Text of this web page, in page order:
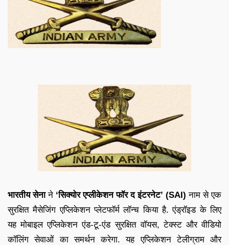
भारतीय सेनाने ‘सिक्योर एप्लीकेशन फॉर द इंटरनेट’ (SAI)नाम से एक
सुरक्षित मैसेजिंग एप्लिकेशन प्लेटफॉर्म लॉन्च किया है. एंड्रॉइड के लिए
यह मोबाइल एप्लिकेशन एंड-टू-एंड सुरक्षित वॉयस, टेक्स्ट और वीडियो
कॉलिंग सेवाओं का समर्थन करेगा. यह एप्लिकेशन टेलीग्राम और